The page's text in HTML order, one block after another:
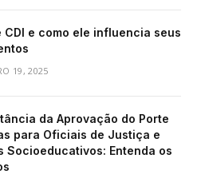
CDI e como ele influencia seus
19, 2025
da Aprovação do Porte
para Oficiais de Justiça e
Socioeducativos: Entenda os